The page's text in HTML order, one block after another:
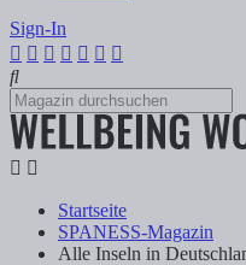
Sign-In
Startseite
SPANESS-Magazin
Alle Inseln in